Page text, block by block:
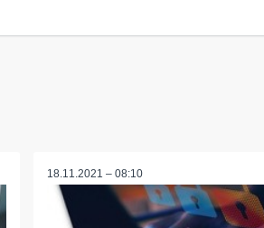
18.11.2021 – 08:10